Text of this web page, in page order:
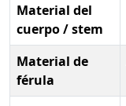
Material del
cuerpo / stem
Material de
férula